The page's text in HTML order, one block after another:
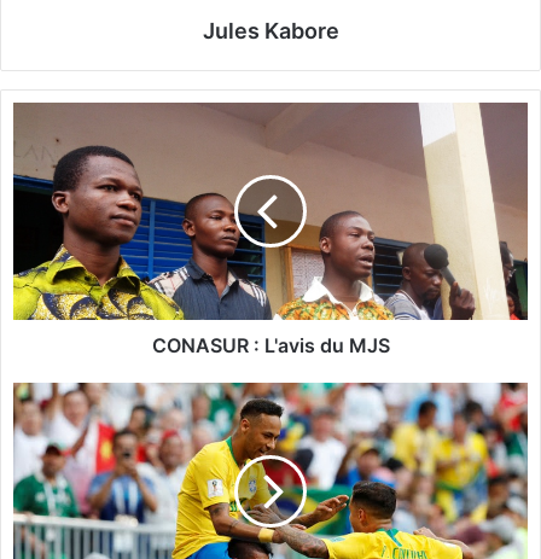
Jules Kabore
A
:
L
v
i
u
M
J
CONASUR : L'avis du MJS
C
o
e
d
u